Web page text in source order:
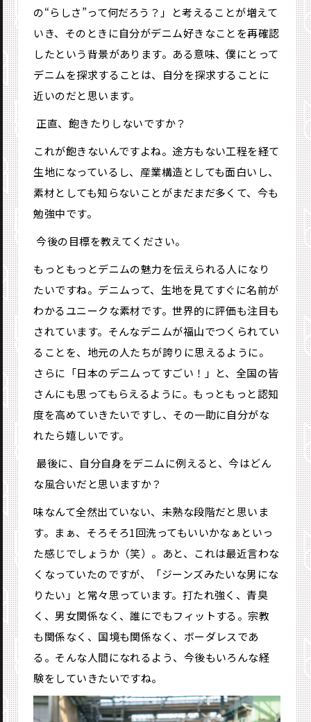
の“らしさ”って何だろう？」と考えることが増えて
いき、そのときに自分がデニム好きなことを再確認
したという背景があります。ある意味、僕にとって
デニムを探求することは、自分を探求することに
近いのだと思います。
―― 正直、飽きたりしないですか？
これが飽きないんですよね。途方もない工程を経て
生地になっているし、産業構造としても面白いし、
素材としても知らないことがまだまだ多くて、今も
勉強中です。
―― 今後の目標を教えてください。
もっともっとデニムの魅力を伝えられる人になり
たいですね。デニムって、生地を見てすぐに名前が
わかるユニークな素材です。世界的に評価も注目も
されています。そんなデニムが福山でつくられてい
ることを、地元の人たちが誇りに思えるように。
さらに「日本のデニムってすごい！」と、全国の皆
さんにも思ってもらえるように。もっともっと認知
度を高めていきたいですし、その一助に自分がな
れたら嬉しいです。
―― 最後に、自分自身をデニムに例えると、今はどん
な風合いだと思いますか？
味なんて全然出ていない、未熟な段階だと思いま
す。まぁ、そろそろ1回洗ってもいいかなぁといっ
た感じでしょうか（笑）。あと、これは最近言わな
くなっていたのですが、「ジーンズみたいな男にな
りたい」と常々思っています。打たれ強く、青臭
く、男女関係なく、誰にでもフィットする。宗教
も関係なく、国境も関係なく、ボーダレスであ
る。そんな人間になれるよう、今後もいろんな経
験をしていきたいですね。